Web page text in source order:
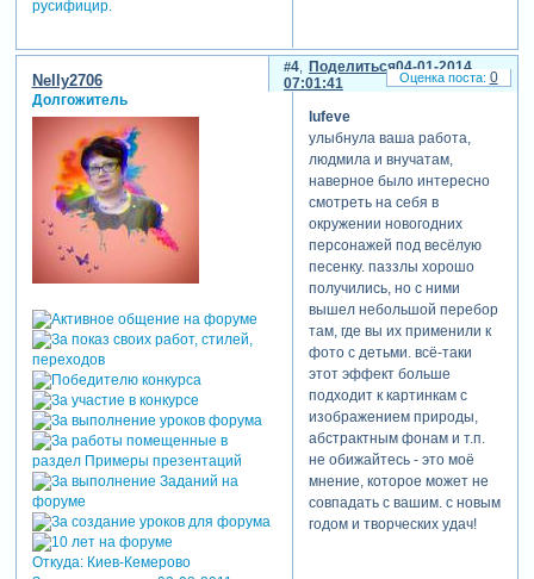
русифицир.
Поделиться
4
04-01-2014
07:01:41
Nelly2706
Долгожитель
Откуда:Киев-Кемерово
lufeve
улыбнула ваша работа,
людмила и внучатам,
наверное было интересно
смотреть на себя в
окружении новогодних
персонажей под весёлую
песенку. паззлы хорошо
получились, но с ними
вышел небольшой перебор
там, где вы их применили к
фото с детьми. всё-таки
этот эффект больше
подходит к картинкам с
изображением природы,
абстрактным фонам и т.п.
не обижайтесь - это моё
мнение, которое может не
совпадать с вашим. с новым
годом и творческих удач!
0